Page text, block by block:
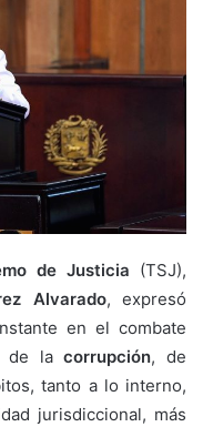
de Justicia (TSJ),
Alvarado, expresó
en el combate
de lacorrupción, de
tanto a lo interno,
jurisdiccional, más